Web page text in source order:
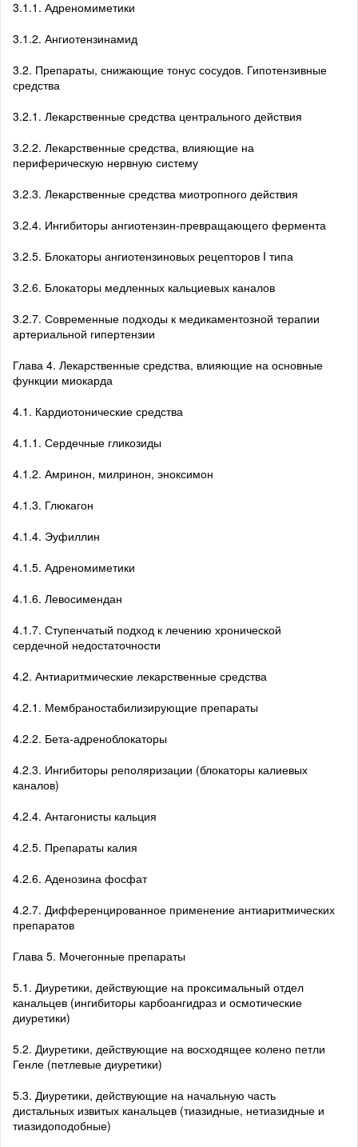
3.1.1. Адреномиметики
3.1.2. Ангиотензинамид
3.2. Препараты, снижающие тонус сосудов. Гипотензивные
средства
3.2.1. Лекарственные средства центрального действия
3.2.2. Лекарственные средства, влияющие на
периферическую нервную систему
3.2.3. Лекарственные средства миотропного действия
3.2.4. Ингибиторы ангиотензин-превращающего фермента
3.2.5. Блокаторы ангиотензиновых рецепторов I типа
3.2.6. Блокаторы медленных кальциевых каналов
3.2.7. Современные подходы к медикаментозной терапии
артериальной гипертензии
Глава 4. Лекарственные средства, влияющие на основные
функции миокарда
4.1. Кардиотонические средства
4.1.1. Сердечные гликозиды
4.1.2. Амринон, милринон, эноксимон
4.1.3. Глюкагон
4.1.4. Эуфиллин
4.1.5. Адреномиметики
4.1.6. Левосимендан
4.1.7. Ступенчатый подход к лечению хронической
сердечной недостаточности
4.2. Антиаритмические лекарственные средства
4.2.1. Мембраностабилизирующие препараты
4.2.2. Бета-адреноблокаторы
4.2.3. Ингибиторы реполяризации (блокаторы калиевых
каналов)
4.2.4. Антагонисты кальция
4.2.5. Препараты калия
4.2.6. Аденозина фосфат
4.2.7. Дифференцированное применение антиаритмических
препаратов
Глава 5. Мочегонные препараты
5.1. Диуретики, действующие на проксимальный отдел
канальцев (ингибиторы карбоангидраз и осмотические
диуретики)
5.2. Диуретики, действующие на восходящее колено петли
Генле (петлевые диуретики)
5.3. Диуретики, действующие на начальную часть
дистальных извитых канальцев (тиазидные, нетиазидные и
тиазидоподобные)